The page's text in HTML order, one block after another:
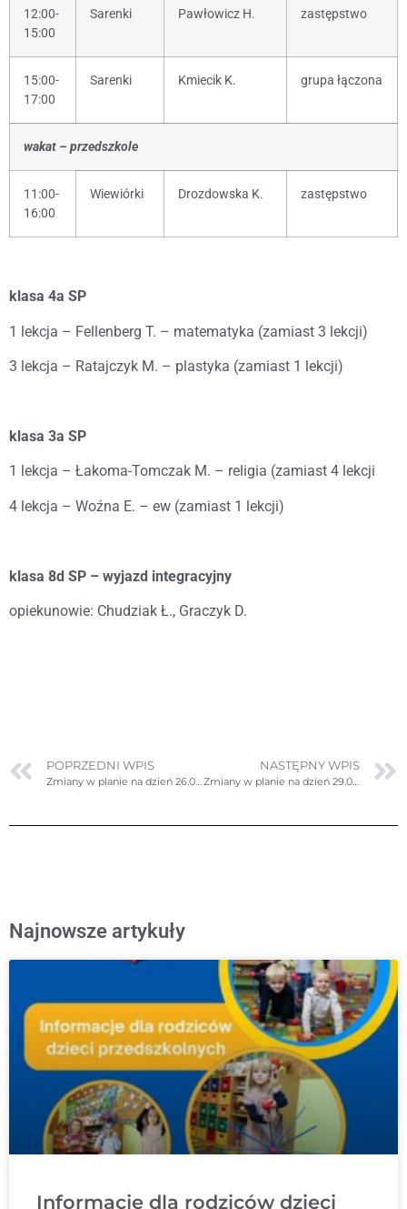
12:00-
15:00
Sarenki Pawłowicz H. zastępstwo
15:00-
17:00
Sarenki Kmiecik K. grupa łączona
wakat – przedszkole
11:00-
16:00
Wiewiórki Drozdowska K. zastępstwo
klasa 4a SP
1 lekcja – Fellenberg T. – matematyka (zamiast 3 lekcji)
3 lekcja – Ratajczyk M. – plastyka (zamiast 1 lekcji)
klasa 3a SP
1 lekcja – Łakoma-Tomczak M. – religia (zamiast 4 lekcji
4 lekcja – Woźna E. – ew (zamiast 1 lekcji)
klasa 8d SP – wyjazd integracyjny
opiekunowie: Chudziak Ł., Graczyk D.
POPRZEDNI WPIS NASTĘPNY WPIS
Zmiany w planie na dzień 29.09.2022r. czwartek
Najnowsze artykuły
Informacje dla rodziców dzieci